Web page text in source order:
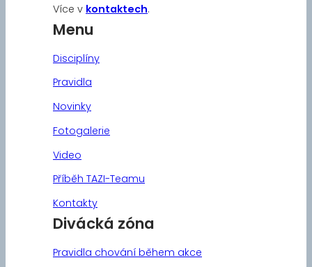
Více v kontaktech.
Menu
Disciplíny
Pravidla
Novinky
Fotogalerie
Video
Příběh TAZI-Teamu
Kontakty
Divácká zóna
Pravidla chování během akce